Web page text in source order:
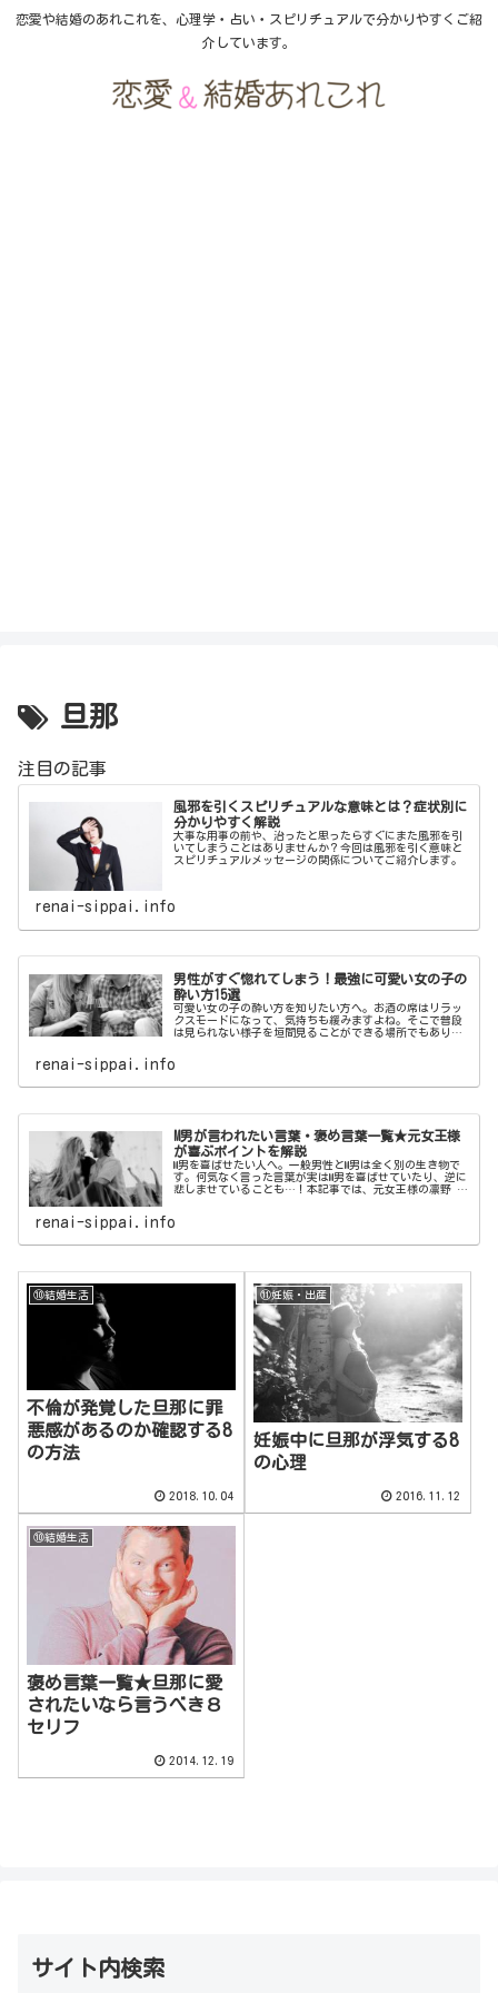
恋愛や結婚のあれこれを、心理学・占い・スピリチュアルで分かりやすくご紹
介しています。
旦那
注目の記事
風邪を引くスピリチュアルな意味とは？症状別に
分かりやすく解説
大事な用事の前や、治ったと思ったらすぐにまた風邪を引
いてしまうことはありませんか？今回は風邪を引く意味と
スピリチュアルメッセージの関係についてご紹介します。
renai-sippai.info
男性がすぐ惚れてしまう！最強に可愛い女の子の
酔い方15選
可愛い女の子の酔い方を知りたい方へ。お酒の席はリラッ
クスモードになって、気持ちも緩みますよね。そこで普段
は見られない様子を垣間見ることができる場所でもありま
renai-sippai.info
M男が言われたい言葉・褒め言葉一覧★元女王様
が喜ぶポイントを解説
M男を喜ばせたい人へ。一般男性とM男は全く別の生き物で
す。何気なく言った言葉が実はM男を喜ばせていたり、逆に
悲しませていることも…！本記事では、元女王様の凛野 祈
renai-sippai.info
⑩結婚生活
不倫が発覚した旦那に罪
悪感があるのか確認する8
の方法
2018.10.04
⑪妊娠・出産
妊娠中に旦那が浮気する8
の心理
2016.11.12
⑩結婚生活
褒め言葉一覧★旦那に愛
されたいなら言うべき８
セリフ
2014.12.19
サイト内検索